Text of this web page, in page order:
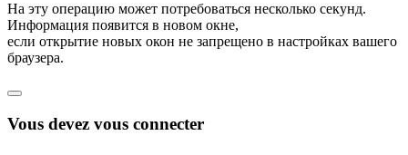
На эту операцию может потребоваться несколько секунд.
Информация появится в новом окне,
если открытие новых окон не запрещено в настройках вашего
браузера.
Vous devez vous connecter